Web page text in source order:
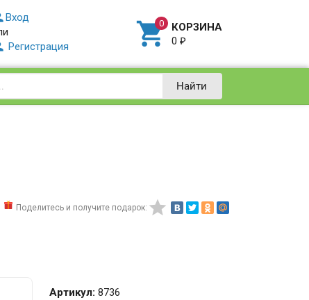
Вход
Регистрация  КОРЗИНА
0₽
Найти
Поделитесь и получите подарок: 
Артикул: 8736